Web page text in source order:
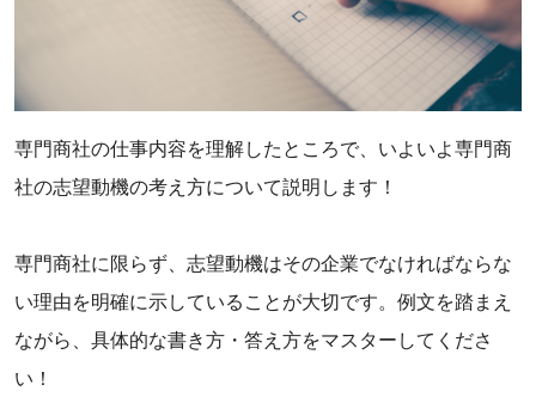
専門商社の仕事内容を理解したところで、いよいよ専門商
社の志望動機の考え方について説明します！
専門商社に限らず、志望動機はその企業でなければならな
い理由を明確に示していることが大切です。例文を踏まえ
ながら、具体的な書き方・答え方をマスターしてくださ
い！